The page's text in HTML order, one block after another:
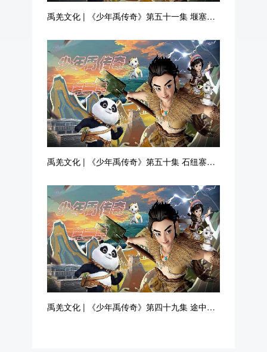
禹羌文化 | 《少年禹传奇》第五十一集 堰塞湖
禹羌文化 | 《少年禹传奇》第五十集 石纽寨治
禹羌文化 | 《少年禹传奇》第四十九集 途中抢